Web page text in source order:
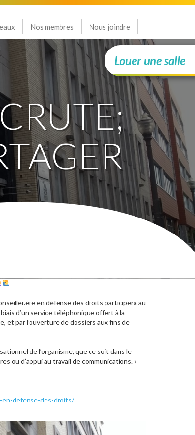
Nos membres Nous joindre
Louer une salle
en défense des droits participera au
d’un service téléphonique offert à la
et par l’ouverture de dossiers aux fins de
de l’organisme, que ce soit dans le
ou d’appui au travail de communications. »
en-defense-des-droits/